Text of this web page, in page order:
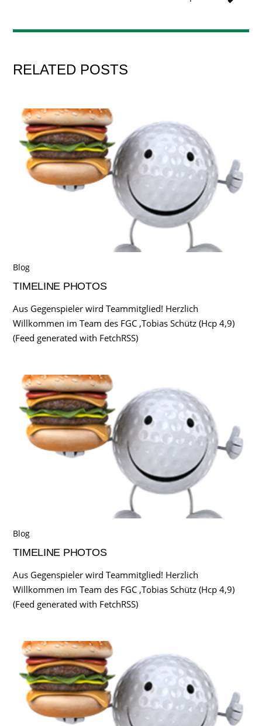
RELATED POSTS
Blog
TIMELINE PHOTOS
Aus Gegenspieler wird Teammitglied! Herzlich
Willkommen im Team des FGC ,Tobias Schütz (Hcp 4,9)
(Feed generated with FetchRSS)
Blog
TIMELINE PHOTOS
Aus Gegenspieler wird Teammitglied! Herzlich
Willkommen im Team des FGC ,Tobias Schütz (Hcp 4,9)
(Feed generated with FetchRSS)